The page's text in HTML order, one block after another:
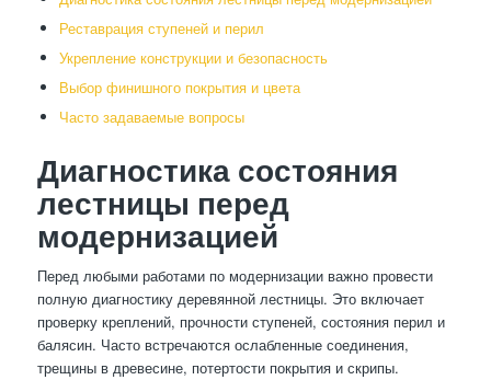
Реставрация ступеней и перил
Укрепление конструкции и безопасность
Выбор финишного покрытия и цвета
Часто задаваемые вопросы
Диагностика состояния
лестницы перед
модернизацией
Перед любыми работами по модернизации важно провести
полную диагностику деревянной лестницы. Это включает
проверку креплений, прочности ступеней, состояния перил и
балясин. Часто встречаются ослабленные соединения,
трещины в древесине, потертости покрытия и скрипы.